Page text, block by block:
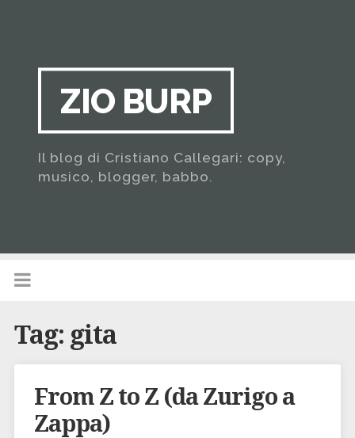
ZIO BURP
Il blog di Cristiano Callegari: copy,
musico, blogger, babbo.
Tag: gita
From Z to Z (da Zurigo a
Zappa)